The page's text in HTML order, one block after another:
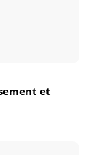
et